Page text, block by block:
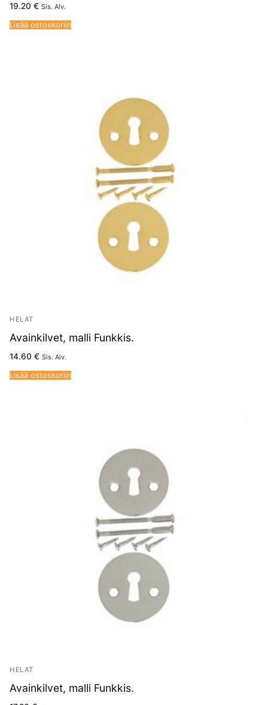
19.20 € Sis. Alv.
Lisää ostoskoriin
HELAT
Avainkilvet, malli Funkkis.
14.60 € Sis. Alv.
Lisää ostoskoriin
HELAT
Avainkilvet, malli Funkkis.